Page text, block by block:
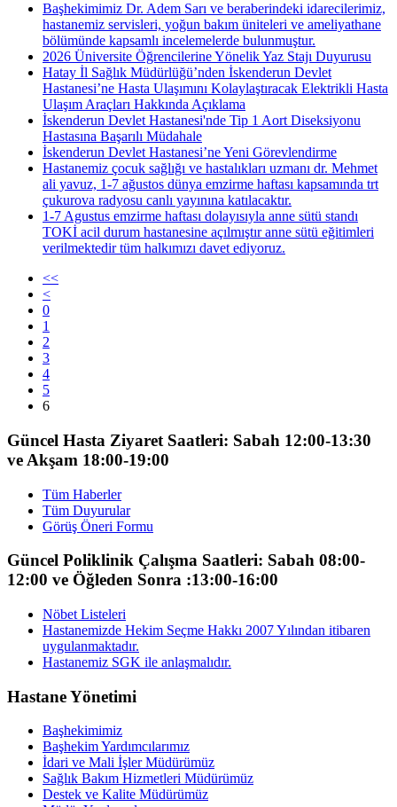
Başhekimimiz Dr. Adem Sarı ve beraberindeki idarecilerimiz,
hastanemiz servisleri, yoğun bakım üniteleri ve ameliyathane
bölümünde kapsamlı incelemelerde bulunmuştur.
2026 Üniversite Öğrencilerine Yönelik Yaz Stajı Duyurusu
Hatay İl Sağlık Müdürlüğü’nden İskenderun Devlet
Hastanesi’ne Hasta Ulaşımını Kolaylaştıracak Elektrikli Hasta
Ulaşım Araçları Hakkında Açıklama
İskenderun Devlet Hastanesi'nde Tip 1 Aort Diseksiyonu
Hastasına Başarılı Müdahale
İskenderun Devlet Hastanesi’ne Yeni Görevlendirme
Hastanemiz çocuk sağlığı ve hastalıkları uzmanı dr. Mehmet
ali yavuz, 1-7 ağustos dünya emzirme haftası kapsamında trt
çukurova radyosu canlı yayınına katılacaktır.
1-7 Agustus emzirme haftası dolayısıyla anne sütü standı
TOKİ acil durum hastanesine açılmıştır anne sütü eğitimleri
verilmektedir tüm halkımızı davet ediyoruz.
<<
<
0
1
2
3
4
5
6
Güncel Hasta Ziyaret Saatleri: Sabah 12:00-13:30
ve Akşam 18:00-19:00
Tüm Haberler
Tüm Duyurular
Görüş Öneri Formu
Güncel Poliklinik Çalışma Saatleri: Sabah 08:00-
12:00 ve Öğleden Sonra :13:00-16:00
Nöbet Listeleri
Hastanemizde Hekim Seçme Hakkı 2007 Yılından itibaren
uygulanmaktadır.
Hastanemiz SGK ile anlaşmalıdır.
Hastane Yönetimi
Başhekimimiz
Başhekim Yardımcılarımız
İdari ve Mali İşler Müdürümüz
Sağlık Bakım Hizmetleri Müdürümüz
Destek ve Kalite Müdürümüz